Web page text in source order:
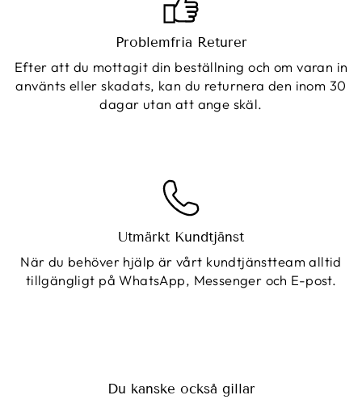
Problemfria Returer
Efter att du mottagit din beställning och om varan in
använts eller skadats, kan du returnera den inom 30
dagar utan att ange skäl.
Utmärkt Kundtjänst
När du behöver hjälp är vårt kundtjänstteam alltid
tillgängligt på WhatsApp, Messenger och E-post.
Du kanske också gillar